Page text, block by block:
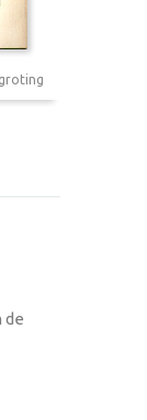
de